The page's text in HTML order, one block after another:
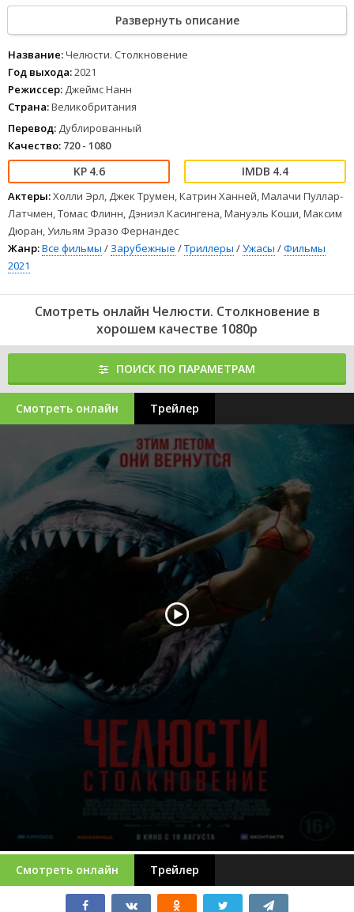
Приметив два гидроцикла, неосторожно оставленных у причала
без присмотра, компания решает покататься. Но, оказавшись
очень далеко от берега, они попадают в аварию. В результате
один гидроцикл потоплен, второй вышел из строя, а у одного из
получится, и пока друзья думают, как завести мотор, к ним всё
ближе подбирается белая акула, почуявшая запах крови.
191
193 194 197
208 209 210211212213214
12 34 5 67 8
Развернуть описание
Название:Челюсти. Столкновение
Год выхода:2021
Режиссер: Джеймс Нанн
Страна:Великобритания
Перевод: Дублированный
Качество: 720 - 1080
4.6 4.4
Актеры:Холли Эрл, Джек Трумен, Катрин Ханней, Малачи Пуллар-
Латчмен, Томас Флинн, Дэниэл Касингена, Мануэль Коши, Максим
Дюран, Уильям Эразо Фернандес
Жанр:Все фильмы / Зарубежные /Триллеры /Ужасы /Фильмы
2021
Смотреть онлайн Челюсти. Столкновение в
хорошем качестве 1080p
ПОИСК ПО ПАРАМЕТРАМ
Смотреть онлайн Трейлер
Смотреть онлайн Трейлер